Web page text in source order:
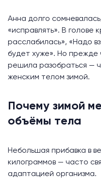
Анна долго
«исправлять». В голове
расслабилась», «Надо
будет хуже». Но прежде
решила разобраться —
женским телом зимой.
Почему зимой
объёмы тела
Небольшая прибавка в
килограммов — часто
адаптацией организма.